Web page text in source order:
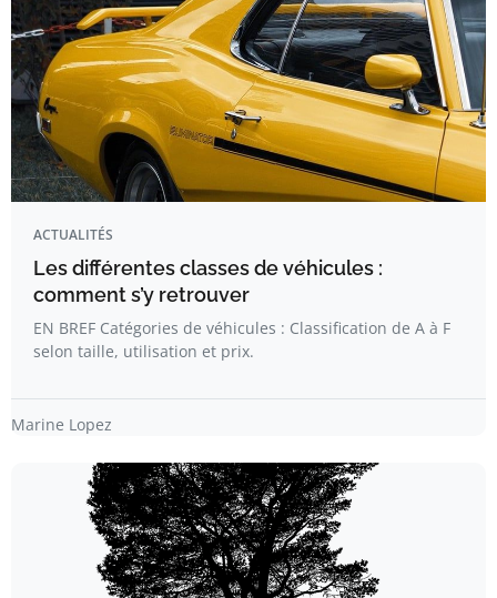
ACTUALITÉS
Les différentes classes de véhicules :
comment s’y retrouver
EN BREF Catégories de véhicules : Classification de A à F
selon taille, utilisation et prix.
Marine Lopez